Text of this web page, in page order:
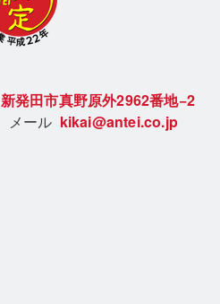
新発田市真野原外2962番地−2
メール kikai@antei.co.jp